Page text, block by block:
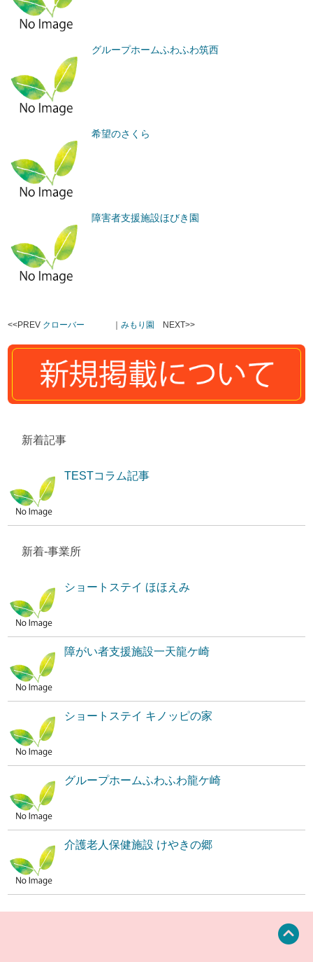
グループホームふわふわ筑西
希望のさくら
障害者支援施設ほびき園
<<PREV クローバー ｜みもり園 NEXT>>
新着記事
TESTコラム記事
新着-事業所
ショートステイ ほほえみ
障がい者支援施設一天龍ケ崎
ショートステイ キノッピの家
グループホームふわふわ龍ケ崎
介護老人保健施設 けやきの郷